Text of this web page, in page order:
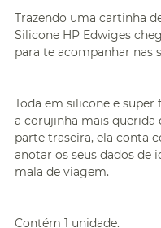
Trazendo uma cartinha
Silicone HP Edwiges
para te acompanhar nas
Toda em silicone e
a corujinha mais querida
parte traseira, ela conta
anotar os seus dados de
mala de viagem.
Contém 1 unidade.